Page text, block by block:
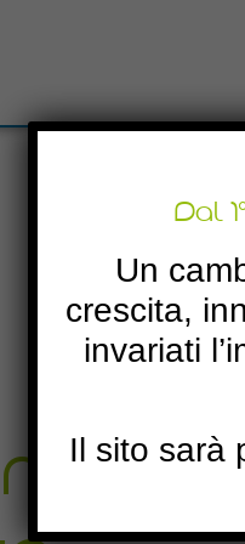
I
in
Dal
Un
crescita,
invariati
Il sito sarà